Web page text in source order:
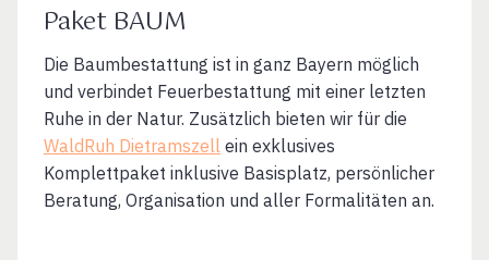
Paket BAUM
Die Baumbestattung ist in ganz Bayern möglich
und verbindet Feuerbestattung mit einer letzten
Ruhe in der Natur. Zusätzlich bieten wir für die
WaldRuh Dietramszell ein exklusives
Komplettpaket inklusive Basisplatz, persönlicher
Beratung, Organisation und aller Formalitäten an.